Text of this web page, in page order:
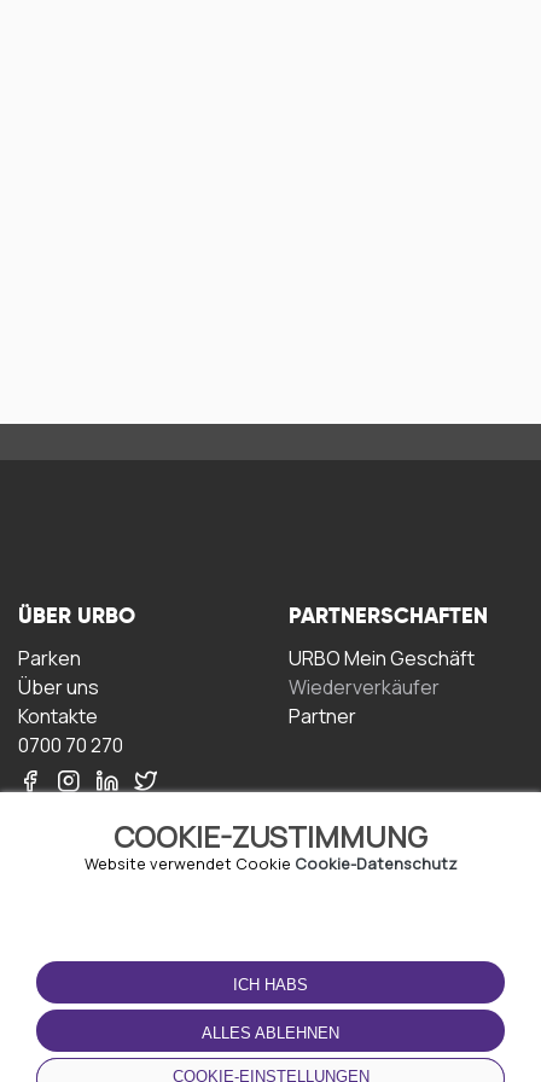
COOKIE-ZUSTIMMUNG
Website verwendet Cookie Cookie-Datenschutz
ICH HABS
ALLES ABLEHNEN
COOKIE-EINSTELLUNGEN
ÜBER URBO
Parken
Über uns
Kontakte
0700 70 270
PARTNERSCHAFTEN
URBO Mein Geschäft
Wiederverkäufer
Partner
NUTZUNGSBEDINGUNGEN
Geschäftsbedingungen
Datenschutz-
Bestimmungen
Cookie-Richtlinie
LADEN SIE DIE APP
HERUNTER